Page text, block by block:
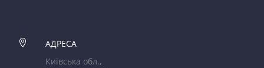

АДРЕСА
Київська обл.,